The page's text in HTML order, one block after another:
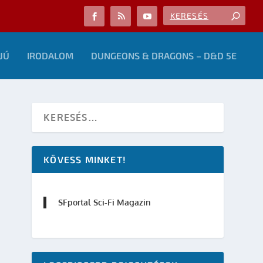
IRODALOM DUNGEONS & DRAGONS – D&D 5E
KÖVESS MINKET!
SFportal Sci-Fi Magazin